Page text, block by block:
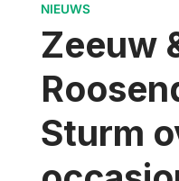
NIEUWS
Zeeuw
Sturm